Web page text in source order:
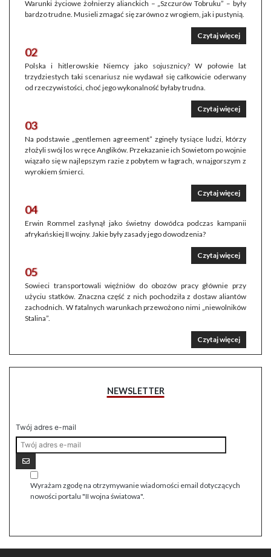
Warunki życiowe żołnierzy alianckich – „Szczurów Tobruku” – były
bardzo trudne. Musieli zmagać się zarówno z wrogiem, jak i pustynią.
Czytaj więcej
02
Polska i hitlerowskie Niemcy jako sojusznicy? W połowie lat
trzydziestych taki scenariusz nie wydawał się całkowicie oderwany
od rzeczywistości, choć jego wykonalność byłaby trudna.
Czytaj więcej
03
Na podstawie „gentlemen agreement” zginęły tysiące ludzi, którzy
złożyli swój los w ręce Anglików. Przekazanie ich Sowietom po wojnie
wiązało się w najlepszym razie z pobytem w łagrach, w najgorszym z
wyrokiem śmierci.
Czytaj więcej
04
Erwin Rommel zasłynął jako świetny dowódca podczas kampanii
afrykańskiej II wojny. Jakie były zasady jego dowodzenia?
Czytaj więcej
05
Sowieci transportowali więźniów do obozów pracy głównie przy
użyciu statków. Znaczna część z nich pochodziła z dostaw aliantów
zachodnich. W fatalnych warunkach przewożono nimi „niewolników
Stalina”.
Czytaj więcej
NEWSLETTER
Twój adres e-mail
Wyrażam zgodę na otrzymywanie wiadomości email dotyczących
nowości portalu "II wojna światowa".